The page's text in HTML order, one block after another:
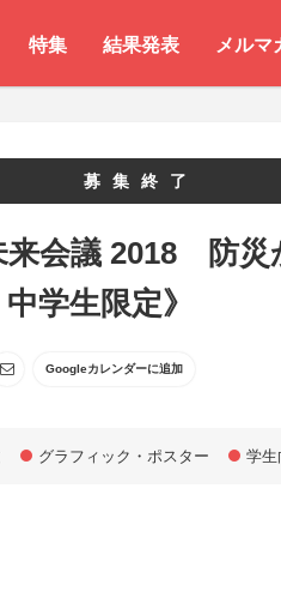
特集 結果発表 メルマ
募集終了
来会議 2018 防災
学生限定》
Googleカレンダーに追加
グラフィック・ポスター 学生